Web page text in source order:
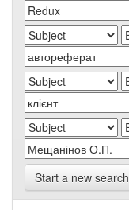
Start a new search